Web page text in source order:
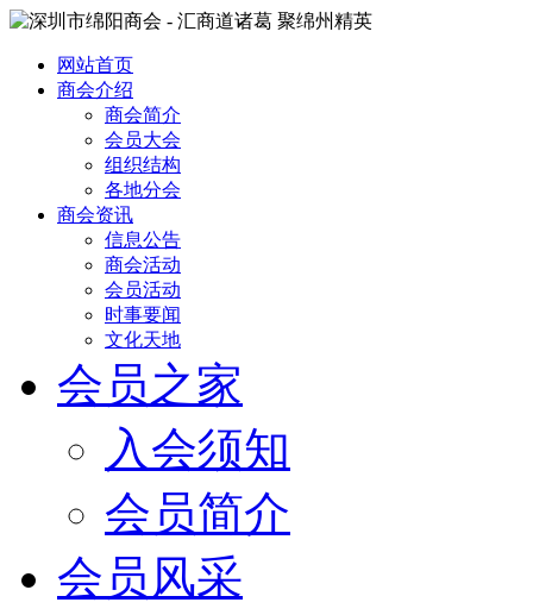
网站首页
商会介绍
商会简介
会员大会
组织结构
各地分会
商会资讯
信息公告
商会活动
会员活动
时事要闻
文化天地
会员之家
入会须知
会员简介
会员风采